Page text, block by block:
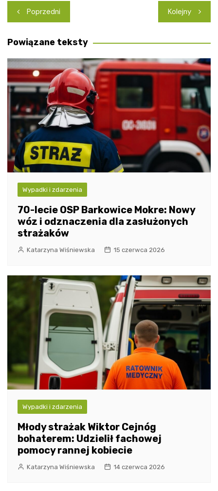
Nawigacja
wpisu
Poprzedni Kolejny
Powiązane teksty
Wypadki i zdarzenia
70-lecie OSP Barkowice Mokre: Nowy
wóz i odznaczenia dla zasłużonych
strażaków
Katarzyna Wiśniewska 15 czerwca 2026
Wypadki i zdarzenia
Młody strażak Wiktor Cejnóg
bohaterem: Udzielił fachowej
pomocy rannej kobiecie
Katarzyna Wiśniewska 14 czerwca 2026